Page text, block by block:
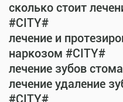
сколько стоит
#CITY#
лечение и
наркозом #CITY#
лечение зубов
лечение удаление
#CITY#